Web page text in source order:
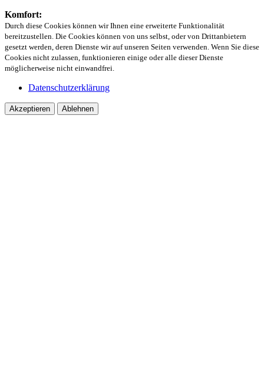
Komfort:
Durch diese Cookies können wir Ihnen eine erweiterte Funktionalität
bereitzustellen. Die Cookies können von uns selbst, oder von Drittanbietern
gesetzt werden, deren Dienste wir auf unseren Seiten verwenden. Wenn Sie diese
Cookies nicht zulassen, funktionieren einige oder alle dieser Dienste
möglicherweise nicht einwandfrei.
Datenschutzerklärung
Akzeptieren Ablehnen